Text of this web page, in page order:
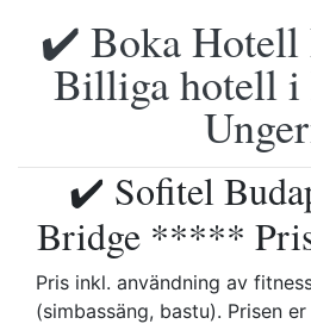
✔️ Boka Hotell
Billiga hotell i
✔️ Sofitel
Bridge *****
Pris inkl. användning av
(simbassäng, bastu). Prisen